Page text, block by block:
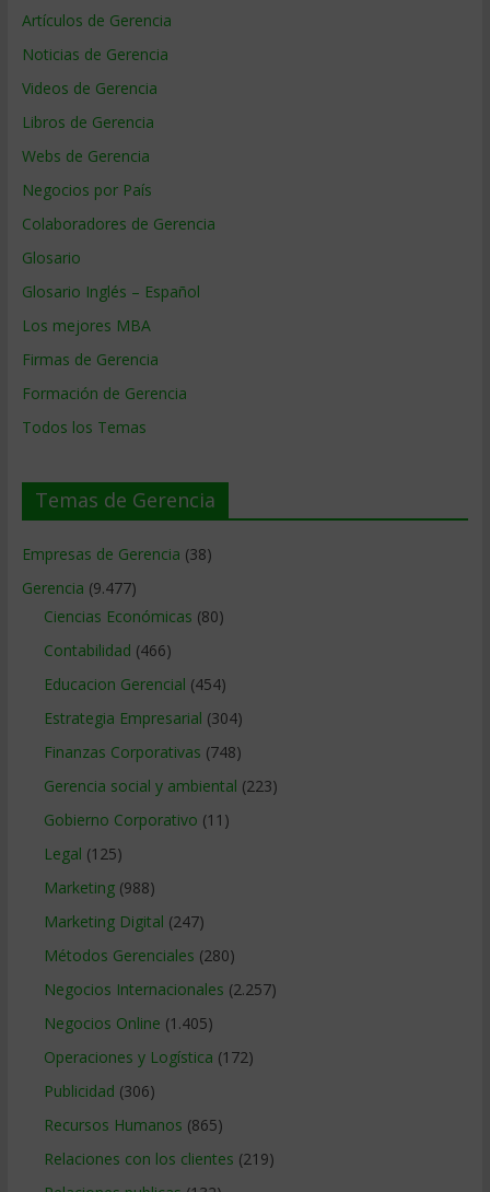
Artículos de Gerencia
Noticias de Gerencia
Videos de Gerencia
Libros de Gerencia
Webs de Gerencia
Negocios por País
Colaboradores de Gerencia
Glosario
Glosario Inglés – Español
Los mejores MBA
Firmas de Gerencia
Formación de Gerencia
Todos los Temas
Temas de Gerencia
Empresas de Gerencia (38)
Gerencia (9.477)
Ciencias Económicas (80)
Contabilidad (466)
Educacion Gerencial (454)
Estrategia Empresarial (304)
Finanzas Corporativas (748)
Gerencia social y ambiental (223)
Gobierno Corporativo (11)
Legal (125)
Marketing(988)
Marketing Digital (247)
Métodos Gerenciales (280)
Negocios Internacionales (2.257)
Negocios Online (1.405)
Operaciones y Logística (172)
Publicidad (306)
Recursos Humanos (865)
Relaciones con los clientes (219)